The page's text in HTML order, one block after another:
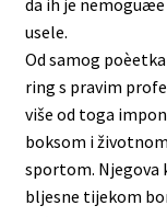
usele.
Od samog
ring s pravim
više od toga
boksom i
sportom. Njegova
bljesne tijekom